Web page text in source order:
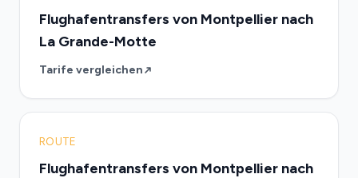
Flughafentransfers von Montpellier nach
La Grande-Motte
Tarife vergleichen
ROUTE
Flughafentransfers von Montpellier nach